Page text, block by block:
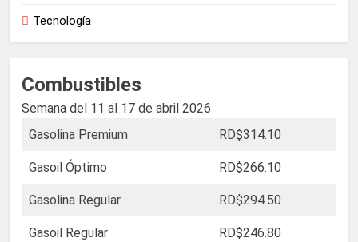
Tecnología
Combustibles
Semana del 11 al 17 de abril 2026
Gasolina Premium
RD$314.10
Gasoil Óptimo RD$266.10
Gasolina Regular RD$294.50
Gasoil Regular RD$246.80